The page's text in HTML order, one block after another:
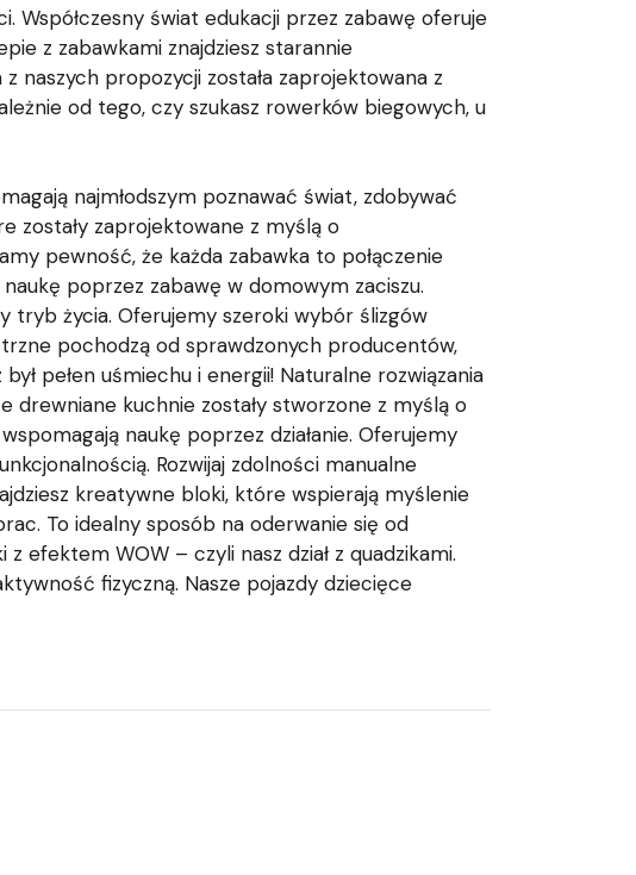
Współczesny świat edukacji przez zabawę oferuje
z zabawkami znajdziesz starannie
naszych propozycji została zaprojektowana z
od tego, czy szukasz rowerków biegowych, u
najmłodszym poznawać świat, zdobywać
zostały zaprojektowane z myślą o
pewność, że każda zabawka to połączenie
poprzez zabawę w domowym zaciszu.
tryb życia. Oferujemy szeroki wybór ślizgów
pochodzą od sprawdzonych producentów,
pełen uśmiechu i energii! Naturalne rozwiązania
drewniane kuchnie zostały stworzone z myślą o
naukę poprzez działanie. Oferujemy
Rozwijaj zdolności manualne
kreatywne bloki, które wspierają myślenie
To idealny sposób na oderwanie się od
efektem WOW – czyli nasz dział z quadzikami.
fizyczną. Nasze pojazdy dziecięce